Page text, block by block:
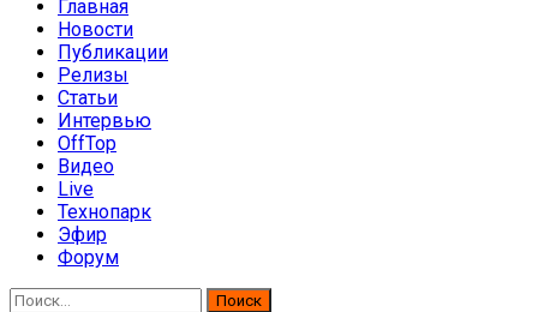
Главная
Новости
Публикации
Релизы
Статьи
Интервью
OffTop
Видео
Live
Технопарк
Эфир
Форум
Найти: